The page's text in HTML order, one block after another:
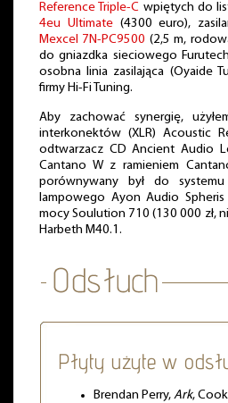
Reference Triple-C wpiętych do
4eu Ultimate(4300 euro),
Mexcel 7N-PC9500 (2,5 m,
do gniazdka sieciowego
osobna linia zasilająca (Oyaide
firmy Hi-Fi Tuning.
Aby zachować synergię,
interkonektów (XLR) Acoustic
odtwarzacz CD Ancient Audio
Cantano W z ramieniem
porównywany był do
lampowego Ayon Audio
mocy Soulution 710 (130 000 zł,
Harbeth M40.1.
Płyty użyte w
Brendan Perry, Ark,